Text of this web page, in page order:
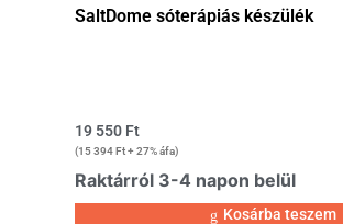
SaltDome sóterápiás készülék
19 550 Ft
(15 394Ft+ 27% áfa)
Raktárról 3-4 napon belül
Kosárba teszem